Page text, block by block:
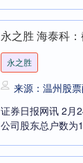
永之胜 海泰科
永之胜
来源：温州股
证券日报网讯 2月
公司股东总户数为